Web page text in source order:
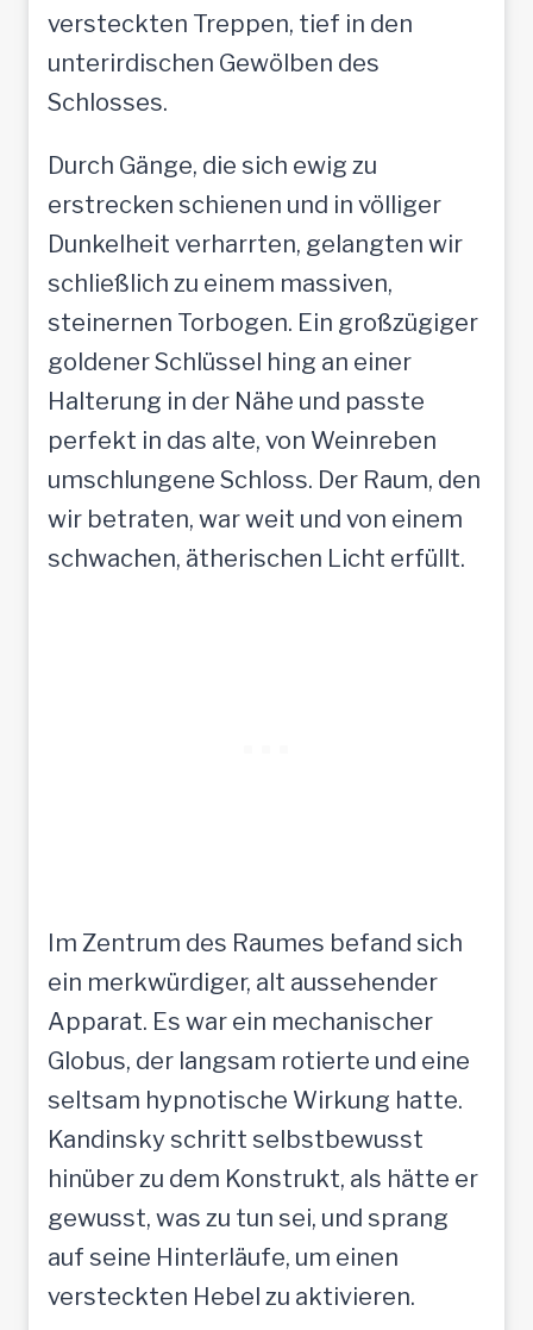
versteckten Treppen, tief in den
unterirdischen Gewölben des
Schlosses.
Durch Gänge, die sich ewig zu
erstrecken schienen und in völliger
Dunkelheit verharrten, gelangten wir
schließlich zu einem massiven,
steinernen Torbogen. Ein großzügiger
goldener Schlüssel hing an einer
Halterung in der Nähe und passte
perfekt in das alte, von Weinreben
umschlungene Schloss. Der Raum, den
wir betraten, war weit und von einem
schwachen, ätherischen Licht erfüllt.
Im Zentrum des Raumes befand sich
ein merkwürdiger, alt aussehender
Apparat. Es war ein mechanischer
Globus, der langsam rotierte und eine
seltsam hypnotische Wirkung hatte.
Kandinsky schritt selbstbewusst
hinüber zu dem Konstrukt, als hätte er
gewusst, was zu tun sei, und sprang
auf seine Hinterläufe, um einen
versteckten Hebel zu aktivieren.